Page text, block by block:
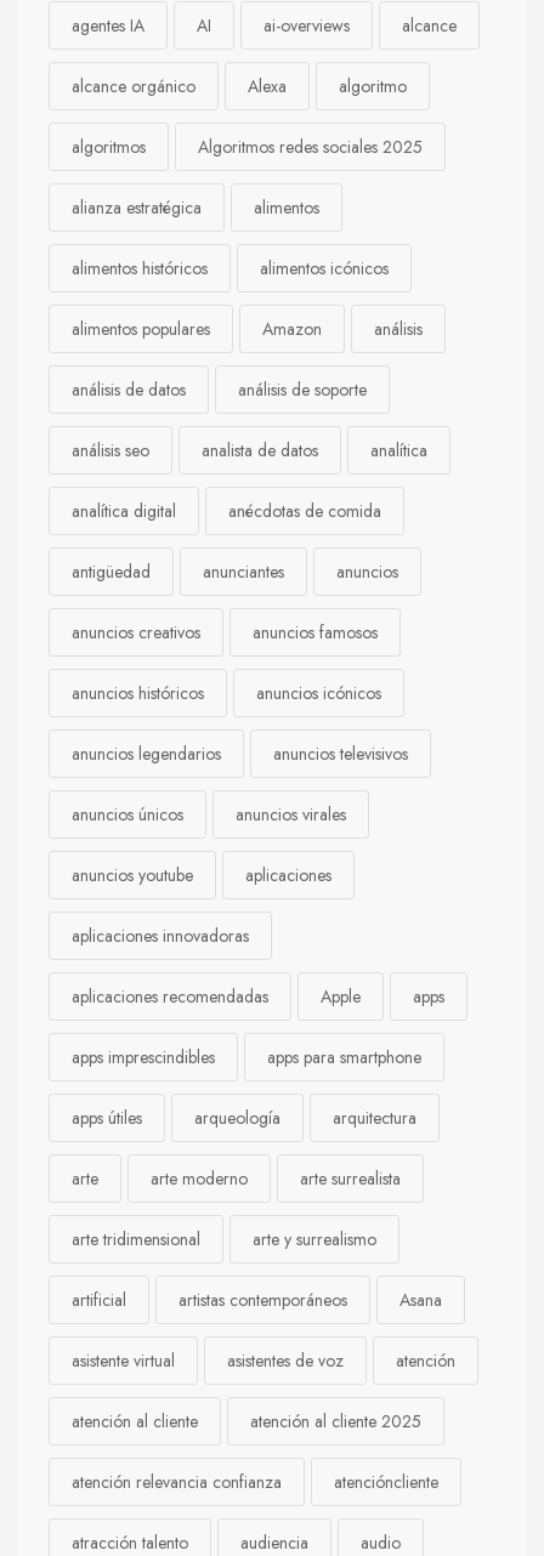
agentes IA AI ai-overviews alcance
alcance orgánico Alexa algoritmo
algoritmos Algoritmos redes sociales 2025
alianza estratégica alimentos
alimentos históricos alimentos icónicos
alimentos populares Amazon análisis
análisis de datos análisis de soporte
análisis seo analista de datos analítica
analítica digital anécdotas de comida
antigüedad anunciantes anuncios
anuncios creativos anuncios famosos
anuncios históricos anuncios icónicos
anuncios legendarios anuncios televisivos
anuncios únicos anuncios virales
anuncios youtube aplicaciones
aplicaciones innovadoras
aplicaciones recomendadas Apple apps
apps imprescindibles apps para smartphone
apps útiles arqueología arquitectura
arte arte moderno arte surrealista
arte tridimensional arte y surrealismo
artificial artistas contemporáneos Asana
asistente virtual asistentes de voz atención
atención al cliente atención al cliente 2025
atención relevancia confianza atencióncliente
atracción talento audiencia audio